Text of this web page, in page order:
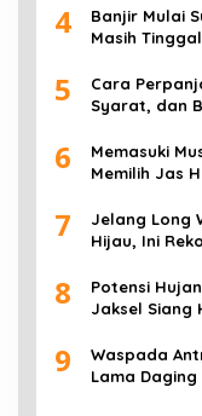
4
Banjir Mulai
Masih
5
Cara
Syarat, dan
6
Memasuki
Memilih Jas
7
Jelang Long
Hijau, Ini
8
Potensi
Jaksel Siang
9
Waspada
Lama Daging